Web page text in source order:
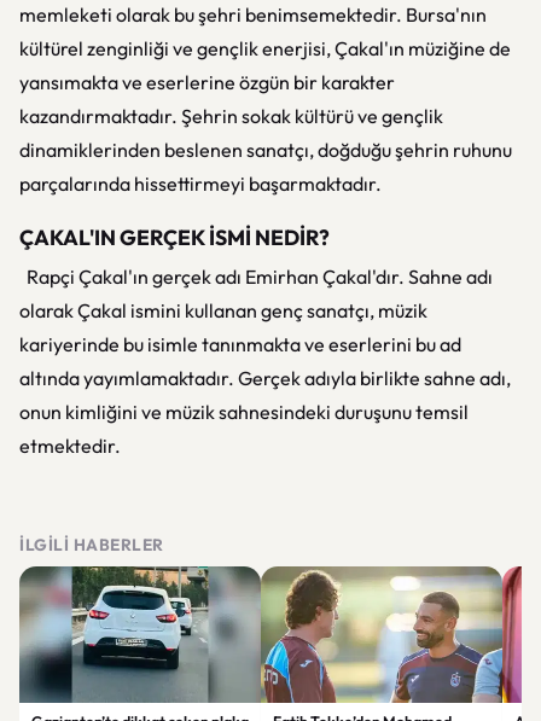
memleketi olarak bu şehri benimsemektedir. Bursa'nın
kültürel zenginliği ve gençlik enerjisi, Çakal'ın müziğine de
yansımakta ve eserlerine özgün bir karakter
kazandırmaktadır. Şehrin sokak kültürü ve gençlik
dinamiklerinden beslenen sanatçı, doğduğu şehrin ruhunu
parçalarında hissettirmeyi başarmaktadır.
ÇAKAL'IN GERÇEK İSMİ NEDİR?
Rapçi Çakal'ın gerçek adı Emirhan Çakal'dır. Sahne adı
olarak Çakal ismini kullanan genç sanatçı, müzik
kariyerinde bu isimle tanınmakta ve eserlerini bu ad
altında yayımlamaktadır. Gerçek adıyla birlikte sahne adı,
onun kimliğini ve müzik sahnesindeki duruşunu temsil
etmektedir.
İLGILI HABERLER